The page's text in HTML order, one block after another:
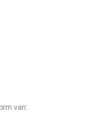
van: